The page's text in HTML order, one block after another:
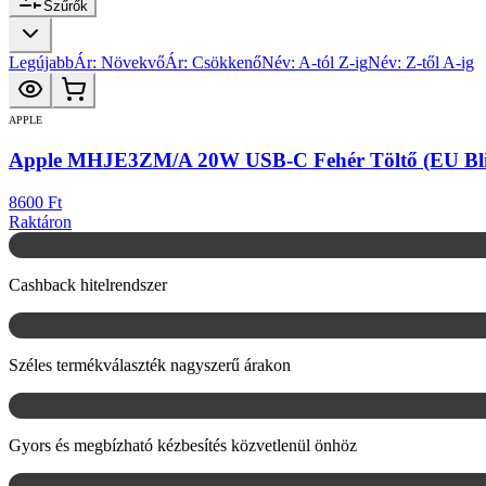
Szűrők
LegújabbÁr: NövekvőÁr: CsökkenőNév: A-tól Z-igNév: Z-től A-ig
APPLE
Apple MHJE3ZM/A 20W USB-C Fehér Töltő (EU
8600 Ft
Raktáron
Cashback hitelrendszer
Széles termékválaszték nagyszerű árakon
Gyors és megbízható kézbesítés közvetlenül önhöz